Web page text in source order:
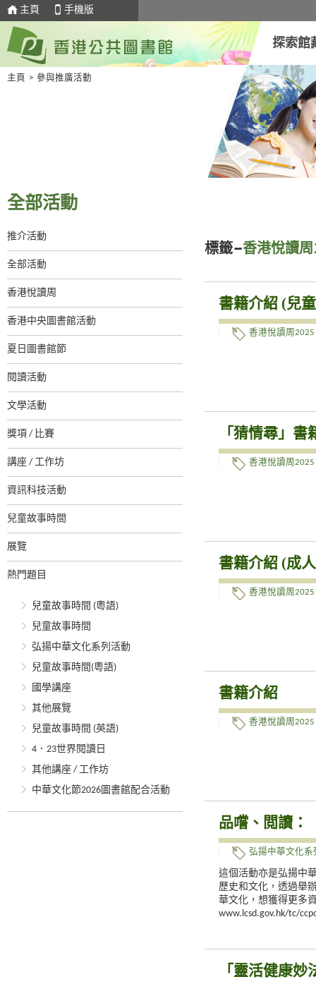
主頁 手機版
探索館
主頁 > 參與推廣活動
全部活動
推介活動
全部活動
香港悅讀周
香港中央圖書館活動
夏日圖書館節
閱讀活動
文學活動
獎項 / 比賽
講座 / 工作坊
資訊科技活動
兒童故事時間
展覽
熱門題目
兒童故事時間 (粵語)
兒童故事時間
弘揚中華文化系列活動
兒童故事時間(粵語)
國學講座
其他展覽
兒童故事時間 (英語)
4．23世界閱讀日
其他講座 / 工作坊
中華文化節2026圖書館配合活動
標籤–香港悅讀
書籍介紹 (兒
香港悅讀周2025
「猜情尋」書
香港悅讀周2025
書籍介紹 (成
香港悅讀周2025
書籍介紹
香港悅讀周2025
品嚐、閲讀：
弘揚中華文化系
這個活動亦是弘揚中
歷史和文化，透過舉
華文化，想獲得更多
www.lcsd.gov.hk/tc/
「靈活健康